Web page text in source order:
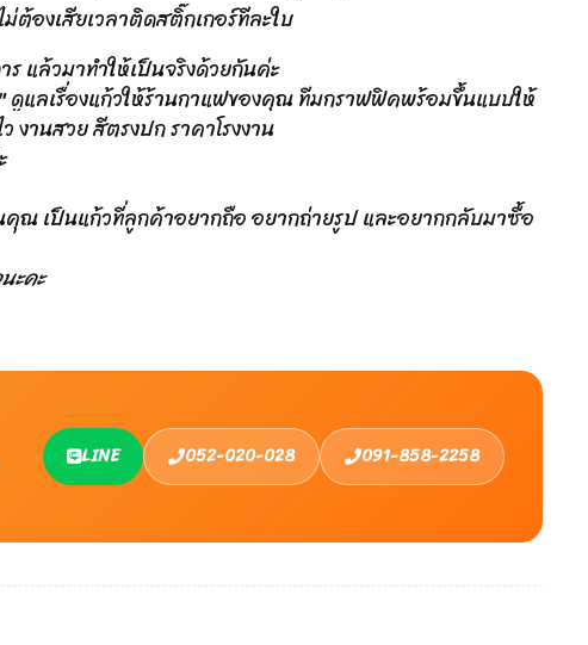
ต้องเสียเวลาติดสติ๊กเกอร์ทีละใบ
แล้วมาทำให้เป็นจริงด้วยกันค่ะ
ดูแลเรื่องแก้วให้ร้านกาแฟของคุณ ทีมกราฟฟิคพร้อมขึ้นแบบให้
งานสวย สีตรงปก ราคาโรงงาน
คุณ เป็นแก้วที่ลูกค้าอยากถือ อยากถ่ายรูป และอยากกลับมาซื้อ
ะคะ
LINE 052-020-028 091-858-2258